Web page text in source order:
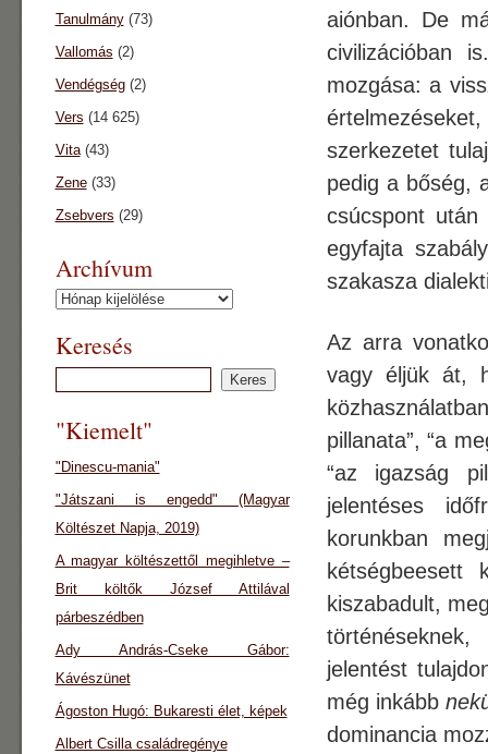
aiónban. De
civilizációban
mozgása: a
szerkezetet
pedig a bőség,
csúcspont
egyfajta
szakasza
Az arra
vagy éljük át,
pillanata”, “a
“az igazság
jelentéses
korunkban
kiszabadult,
jelentést
még inkább
dominancia
Tanulmány(73)
Vallomás (2)
Vendégség(2)
Vers (14 625)
Vita(43)
Zene(33)
Zsebvers (29)
Archívum
Archívum
Keresés
"Kiemelt"
"Dinescu-mania"
"Játszani is engedd" (Magyar
Költészet Napja, 2019)
A magyar költészettől megihletve –
Brit költők József Attilával
párbeszédben
Ady András-Cseke Gábor:
Kávészünet
Ágoston Hugó: Bukaresti élet, képek
Albert Csilla családregénye